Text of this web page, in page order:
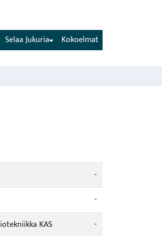
(current) Kokoelmat
Selaa Jukuria
-
-
KAS
-